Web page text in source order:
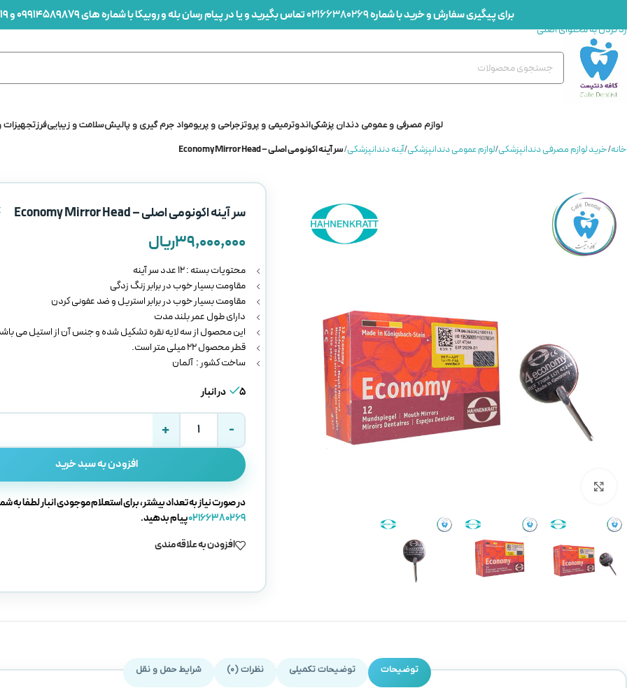
رد کردن به محتوای اصلی
برای پیگیری سفارش و خرید با شماره02166380269تماس بگیرید و یا در پیام رسان بله و روبیکا با شماره های 09914589879 و 09912436419 در ارتباط باشید
لوازم مصرفی و عمومی دندان پزشکیاندوترمیمی و پروتزجراحی و پریومواد جرم گیری و پالیشسلامت و زیباییفرزتجهیزات
خانه/خرید لوازم مصرفی دندانپزشکی/لوازم عمومی دندانپزشکی/آینه دندانپزشکی/سر آینه اکونومی اصلی – Economy Mirror Head
سر آینه اکونومی اصلی – Economy Mirror Head
۳۹,۰۰۰,۰۰۰ریال
محتویات بسته : 12 عدد سر آینه
مقاومت بسیار خوب در برابر زنگ زدگی
مقاومت بسیار خوب در برابر استریل و ضد عفونی کردن
دارای طول عمر بلند مدت
این محصول از سه لایه نقره تشکیل شده و جنس آن از استیل می
قطر محصول 22 میلی متر است.
ساخت کشور : آلمان
5 در انبار
افزودن به سبد خرید
در صورت نیاز به تعداد بیشتر، برای استعلام موجودی انبار لطفا به
02166380269پیام بدهید.
افزودن به علاقه مندی
توضیحات توضیحات تکمیلی نظرات (0) شرایط حمل و نقل